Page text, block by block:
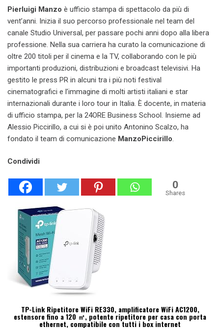
Pierluigi Manzo è ufficio stampa di spettacolo da più di
vent’anni. Inizia il suo percorso professionale nel team del
canale Studio Universal, per passare pochi anni dopo alla libera
professione. Nella sua carriera ha curato la comunicazione di
oltre 200 titoli per il cinema e la TV, collaborando con le più
importanti produzioni, distribuzioni e broadcast televisivi. Ha
gestito le press PR in alcuni tra i più noti festival
cinematografici e l’immagine di molti artisti italiani e star
internazionali durante i loro tour in Italia. È docente, in materia
di ufficio stampa, per la 24ORE Business School. Insieme ad
Alessio Piccirillo, a cui si è poi unito Antonino Scalzo, ha
fondato il team di comunicazione ManzoPiccirillo.
Condividi
0
Shares
TP-Link Ripetitore WiFi RE330, amplificatore WiFi AC1200,
estensore fino a 120 ㎡, potente ripetitore per casa con porta
ethernet, compatibile con tutti i box internet